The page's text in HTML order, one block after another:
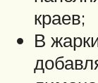
краев;
В